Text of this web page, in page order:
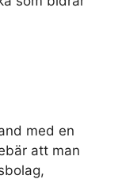
med en
att man